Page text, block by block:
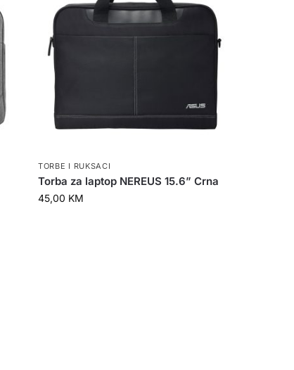
TORBE I RUKSACI
Torba za laptop NEREUS 15.6” Crna
45,00 KM